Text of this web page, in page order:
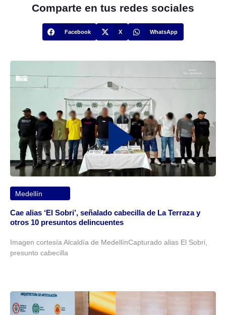
Comparte en tus redes sociales
Facebook X WhatsApp
Medellín
Cae alias ‘El Sobri’, señalado cabecilla de La Terraza y
otros 10 presuntos delincuentes
Imagen cortesía Alcaldía de MedellínCapturado alias El Sobri,
presunto cabecilla